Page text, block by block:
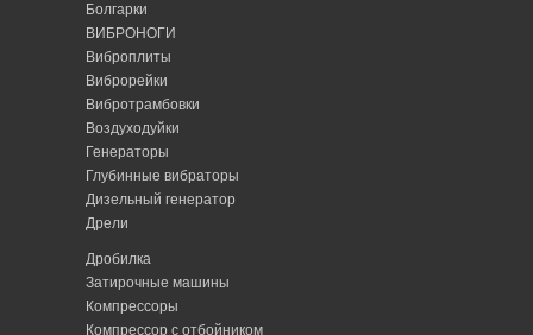
Болгарки
ВИБРОНОГИ
Виброплиты
Виброрейки
Вибротрамбовки
Воздуходуйки
Генераторы
Глубинные вибраторы
Дизельный генератор
Дрели
Дробилка
Затирочные машины
Компрессоры
Компрессор с отбойником